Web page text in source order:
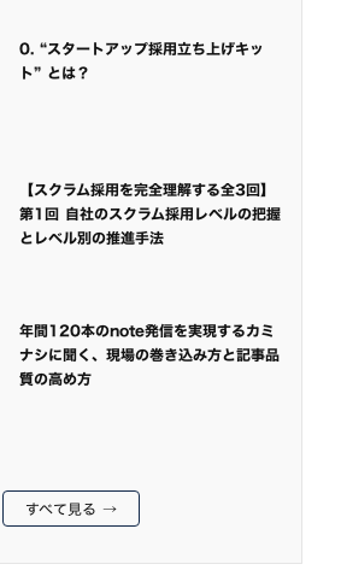
0. “スタートアップ採用立ち上げキッ
ト” とは？
【スクラム採用を完全理解する全3回】
第1回 自社のスクラム採用レベルの把握
とレベル別の推進手法
年間120本のnote発信を実現するカミ
ナシに聞く、現場の巻き込み方と記事品
質の高め方
すべて見る →